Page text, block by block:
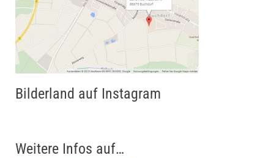
Bilderland auf Instagram
Weitere Infos auf…